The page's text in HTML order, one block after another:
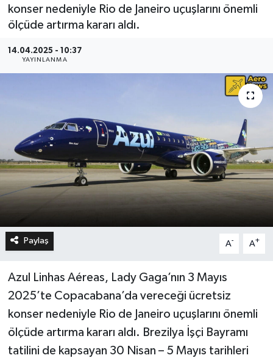
konser nedeniyle Rio de Janeiro uçuşlarını önemli
ölçüde artırma kararı aldı.
14.04.2025 - 10:37
YAYINLANMA
Paylaş A- A+
Azul Linhas Aéreas, Lady Gaga’nın 3 Mayıs
2025’te Copacabana’da vereceği ücretsiz
konser nedeniyle Rio de Janeiro uçuşlarını önemli
ölçüde artırma kararı aldı. Brezilya İşçi Bayramı
tatilini de kapsayan 30 Nisan – 5 Mayıs tarihleri